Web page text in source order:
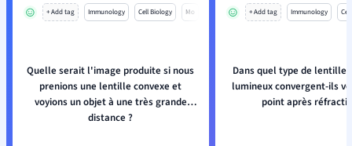
+ Add tag Immunology Cell Biology Mo
Quelle serait l'image produite si nous
prenions une lentille convexe et
voyions un objet à une très grande
distance ?
+ Add tag Immunology
Dans quel type de lentille
lumineux convergent-ils
point après